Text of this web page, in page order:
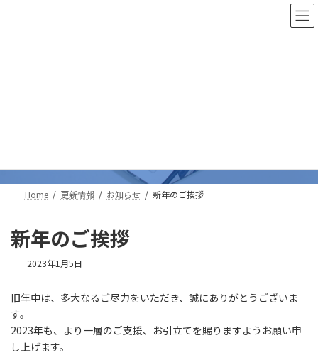
Home 更新情報 お知らせ 新年のご挨拶
新年のご挨拶
2023年1月5日
旧年中は、多大なるご尽力をいただき、誠にありがとうございま
す。
2023年も、より一層のご支援、お引立てを賜りますようお願い申
し上げます。